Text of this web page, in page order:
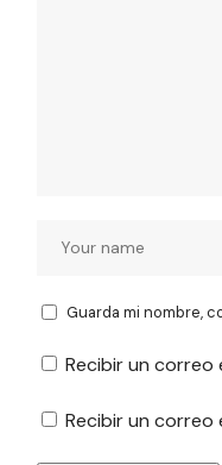
Guarda mi nombre,
Recibir un
Recibir un